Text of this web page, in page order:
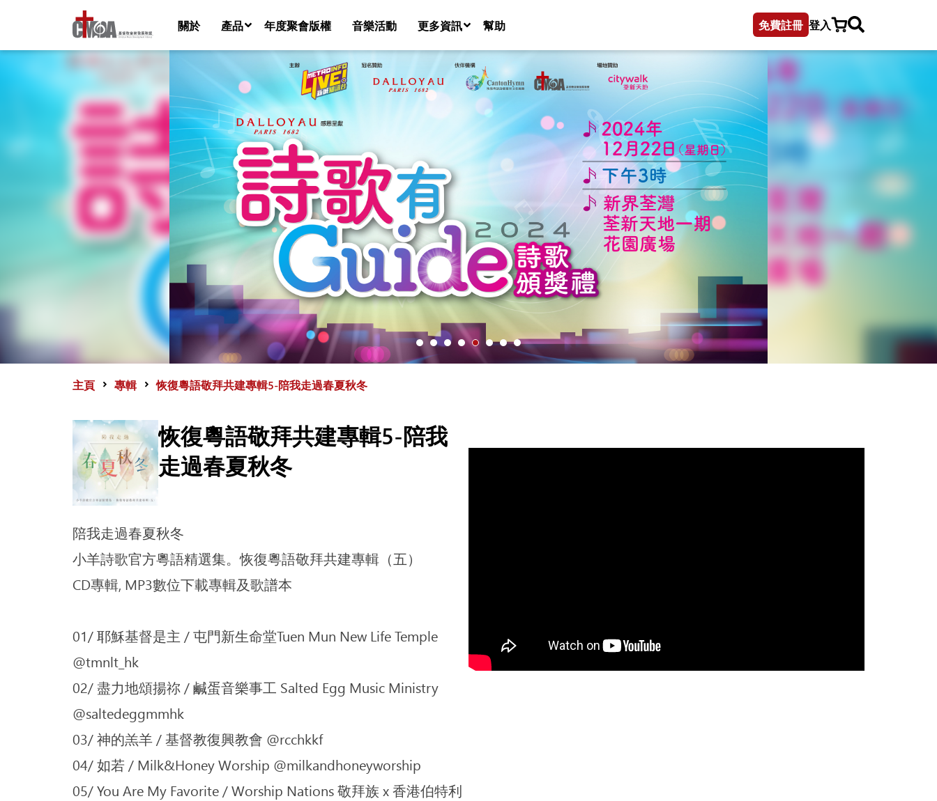
關於 產品
音樂檔
樂譜
歌詞視頻
年度聚會版權 音樂活動 更多資訊
音樂團隊名錄
新聞
幫助 免費註冊 登入
主頁 專輯 恢復粵語敬拜共建專輯5-陪我走過春夏秋冬
恢復粵語敬拜共建專輯5-陪我
走過春夏秋冬
陪我走過春夏秋冬
小羊詩歌官方粵語精選集。恢復粵語敬拜共建專輯（五）
CD專輯, MP3數位下載專輯及歌譜本
01/ 耶穌基督是主 / 屯門新生命堂Tuen Mun New Life Temple
@tmnlt_hk
02/ 盡力地頌揚祢 / 鹹蛋音樂事工 Salted Egg Music Ministry
@saltedeggmmhk
03/ 神的羔羊 / 基督教復興教會 @rcchkkf
04/ 如若 / Milk&Honey Worship @milkandhoneyworship
05/ You Are My Favorite / Worship Nations 敬拜族 x 香港伯特利